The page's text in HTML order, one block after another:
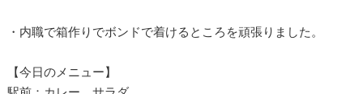
・内職で箱作りでボンドで着けるところを頑張りました。
【今日のメニュー】